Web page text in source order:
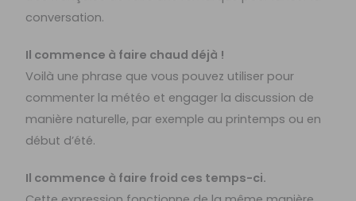
conversation.
Il commence à faire chaud déjà !
Voilà une phrase que vous pouvez utiliser pour
commenter la météo et engager la discussion de
manière naturelle, par exemple au printemps ou en
début d’été.
Il commence à faire froid ces temps-ci.